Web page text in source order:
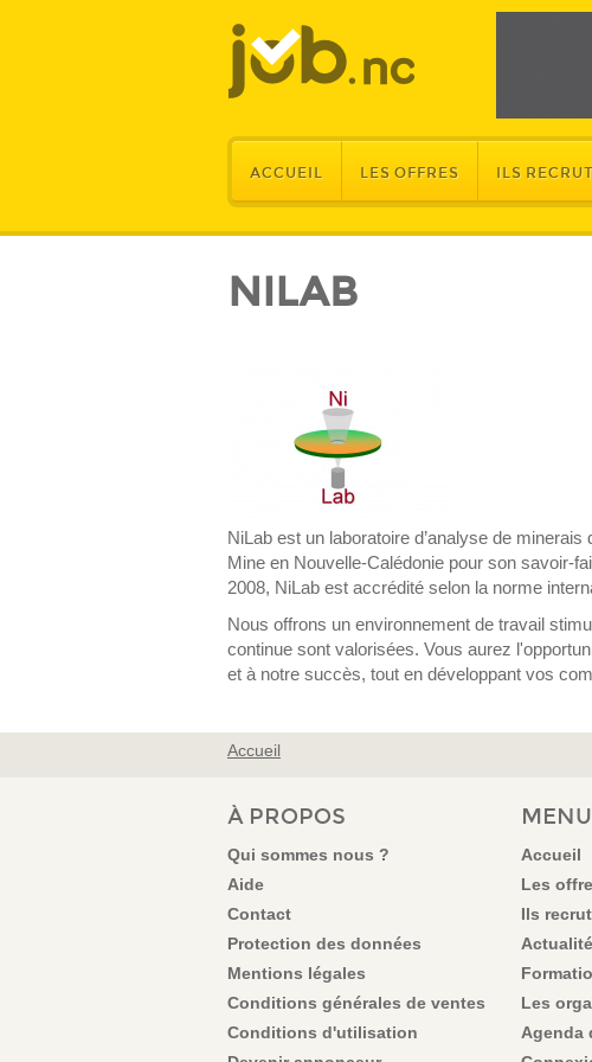
ACCUEIL LES OFFRES ILS
NILAB
NiLab est un laboratoire d’analyse de
Mine en Nouvelle-Calédonie pour son savoir-
2008, NiLab est accrédité selon la norme
Nous offrons un environnement de travail
continue sont valorisées. Vous aurez
et à notre succès, tout en développant vos
VOUS ÊTES ICI
Accueil
À PROPOS
Qui sommes nous ?
Aide
Contact
Protection des données
Mentions légales
Conditions générales de ventes
Conditions d'utilisation
MENU
Accueil
Les
Ils
Les
Agenda